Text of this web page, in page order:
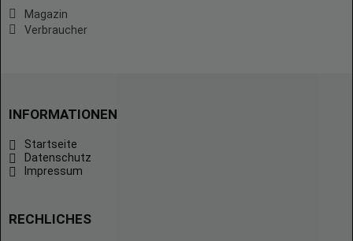
Magazin
Verbraucher
INFORMATIONEN
Startseite
Datenschutz
Impressum
RECHLICHES